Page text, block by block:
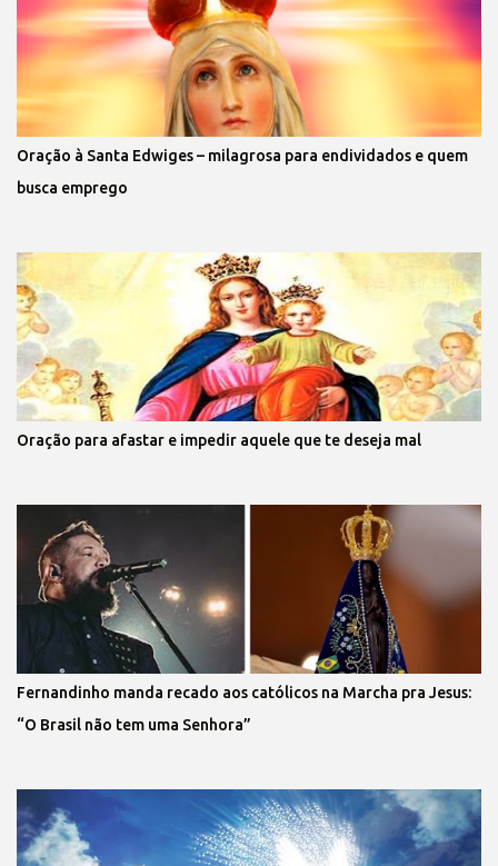
Oração à Santa Edwiges – milagrosa para endividados e quem
busca emprego
Oração para afastar e impedir aquele que te deseja mal
Fernandinho manda recado aos católicos na Marcha pra Jesus:
“O Brasil não tem uma Senhora”